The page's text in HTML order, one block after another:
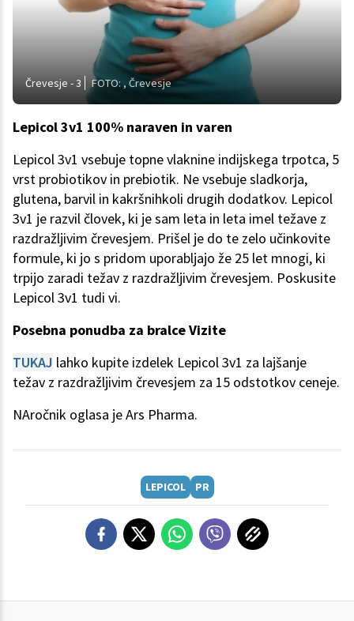
Črevesje - 3 FOTO: , Črevesje
Lepicol 3v1 100% naraven in varen
Lepicol 3v1 vsebuje topne vlaknine indijskega trpotca, 5
vrst probiotikov in prebiotik. Ne vsebuje sladkorja,
glutena, barvil in kakršnihkoli drugih dodatkov. Lepicol
3v1 je razvil človek, ki je sam leta in leta imel težave z
razdražljivim črevesjem. Prišel je do te zelo učinkovite
formule, ki jo s pridom uporabljajo že 25 let mnogi, ki
trpijo zaradi težav z razdražljivim črevesjem. Poskusite
Lepicol 3v1 tudi vi.
Posebna ponudba za bralce Vizite
TUKAJ lahko kupite izdelek Lepicol 3v1 za lajšanje
težav z razdražljivim črevesjem za 15 odstotkov ceneje.
NAročnik oglasa je Ars Pharma.
LEPICOL PR